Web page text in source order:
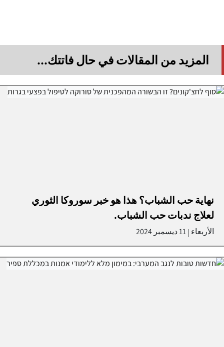
المزيد من المقالات في حال فاتتك...
نهاية حب الشباب؟ هذا هو خبر سوروكا الثوري
لعلاج ندبات حب الشباب.
الأربعاء |11 ديسمبر 2024